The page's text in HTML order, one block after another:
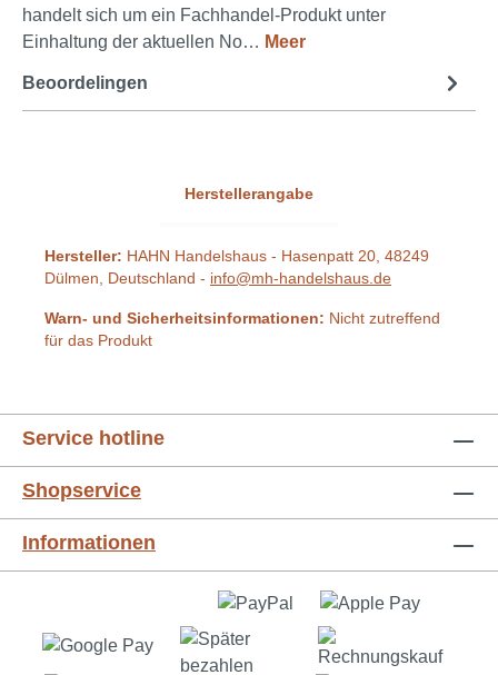
handelt sich um ein Fachhandel-Produkt unter
Einhaltung der aktuellen No… Meer
Beoordelingen
Herstellerangabe
Hersteller: HAHN Handelshaus - Hasenpatt 20, 48249
Dülmen, Deutschland - info@mh-handelshaus.de
Warn- und Sicherheitsinformationen: Nicht zutreffend
für das Produkt
Service hotline
Shopservice
Informationen